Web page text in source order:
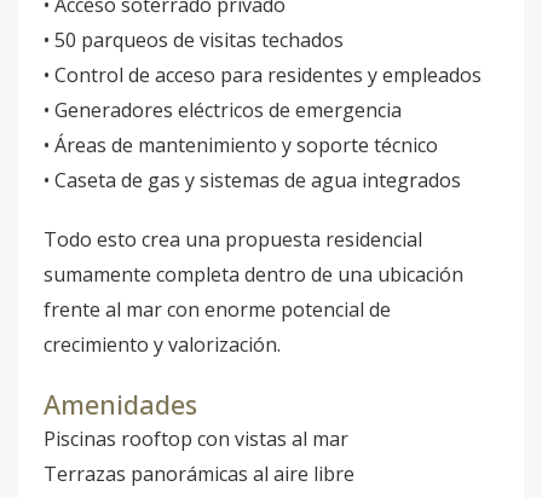
• 50 parqueos de visitas techados
• Control de acceso para residentes y empleados
• Generadores eléctricos de emergencia
• Áreas de mantenimiento y soporte técnico
• Caseta de gas y sistemas de agua integrados
Todo esto crea una propuesta residencial
sumamente completa dentro de una ubicación
frente al mar con enorme potencial de
crecimiento y valorización.
Amenidades
Piscinas rooftop con vistas al mar
Terrazas panorámicas al aire libre